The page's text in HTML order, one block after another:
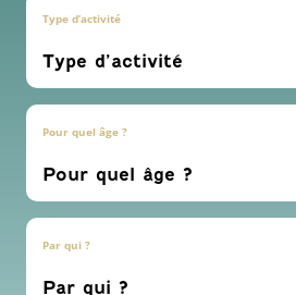
Type d’activité
Pour quel âge ?
Par qui ?